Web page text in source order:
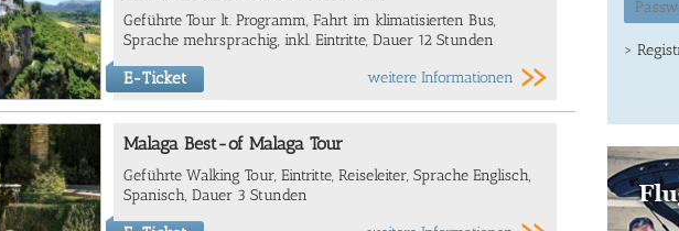
Geführte Tour lt. Programm, Fahrt im klimatisierten Bus,
Sprache mehrsprachig, inkl. Eintritte, Dauer 12 Stunden
weitere Informationen
E-Ticket
Malaga Best-of Malaga Tour
Geführte Walking Tour, Eintritte, Reiseleiter, Sprache Englisch,
Spanisch, Dauer 3 Stunden
>